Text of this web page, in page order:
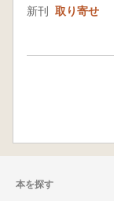
新刊 取り寄せ
本を探す